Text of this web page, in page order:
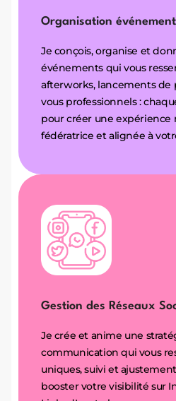
Organisation
Je conçois, organise et
événements qui vous
afterworks, lancements de
vous professionnels :
pour créer une expérience
fédératrice et alignée à
Gestion des Réseaux
Je crée et anime une
communication qui vous
uniques, suivi et
booster votre visibilité sur